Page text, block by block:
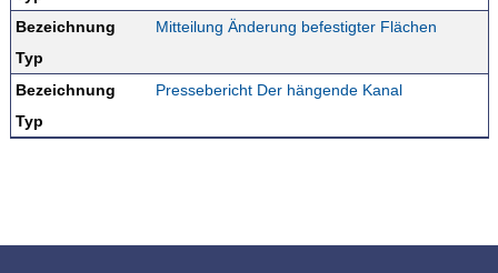
Typ
Bezeichnung Mitteilung Änderung befestigter Flächen
Typ
Bezeichnung Pressebericht Der hängende Kanal